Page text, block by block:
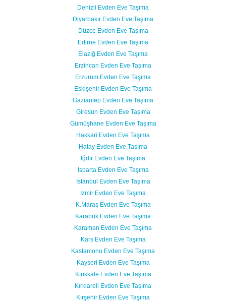
Denizli Evden Eve Taşıma
Diyarbakır Evden Eve Taşıma
Düzce Evden Eve Taşıma
Edirne Evden Eve Taşıma
Elazığ Evden Eve Taşıma
Erzincan Evden Eve Taşıma
Erzurum Evden Eve Taşıma
Eskişehir Evden Eve Taşıma
Gaziantep Evden Eve Taşıma
Giresun Evden Eve Taşıma
Gümüşhane Evden Eve Taşıma
Hakkari Evden Eve Taşıma
Hatay Evden Eve Taşıma
Iğdır Evden Eve Taşıma
Isparta Evden Eve Taşıma
İstanbul Evden Eve Taşıma
İzmir Evden Eve Taşıma
K.Maraş Evden Eve Taşıma
Karabük Evden Eve Taşıma
Karaman Evden Eve Taşıma
Kars Evden Eve Taşıma
Kastamonu Evden Eve Taşıma
Kayseri Evden Eve Taşıma
Kırıkkale Evden Eve Taşıma
Kırklareli Evden Eve Taşıma
Kırşehir Evden Eve Taşıma